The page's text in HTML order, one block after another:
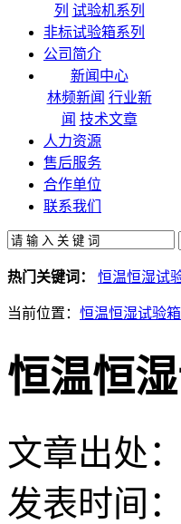
列 试验机系列
非标试验箱系列
公司简介
新闻中心
林频新闻 行业新
闻 技术文章
人力资源
售后服务
合作单位
联系我们
热门关键词： 恒温恒湿试
当前位置： 恒温恒湿试验箱
恒温恒
文章出处
发表时间